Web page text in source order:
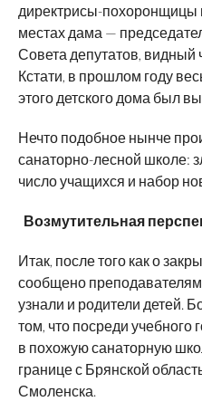
директрисы-похоронщицы
местах дама —
Совета депутатов, видный
Кстати, в прошлом году
этого детского дома был
Нечто подобное нынче
санаторно-лесной школе:
число учащихся и набор
Возмутительная
Итак, после того как о
сообщено
узнали и родители детей.
том, что посреди учебного
в похожую санаторную
границе с Брянской
Смоленска.